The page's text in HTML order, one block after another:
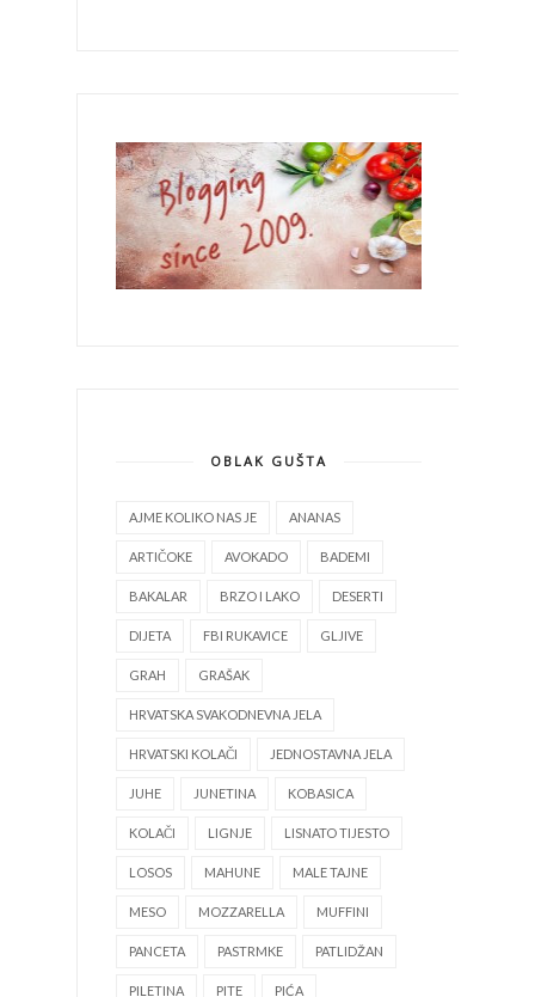
OBLAK GUŠTA
AJME KOLIKO NAS JE ANANAS
ARTIČOKE AVOKADO BADEMI
BAKALAR BRZO I LAKO DESERTI
DIJETA FBI RUKAVICE GLJIVE
GRAH GRAŠAK
HRVATSKA SVAKODNEVNA JELA
HRVATSKI KOLAČI JEDNOSTAVNA JELA
JUHE JUNETINA KOBASICA
KOLAČI LIGNJE LISNATO TIJESTO
LOSOS MAHUNE MALE TAJNE
MESO MOZZARELLA MUFFINI
PANCETA PASTRMKE PATLIDŽAN
PILETINA PITE PIĆA